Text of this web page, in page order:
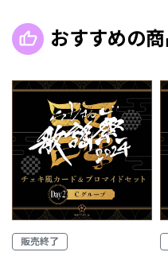
おすすめの
販売終了